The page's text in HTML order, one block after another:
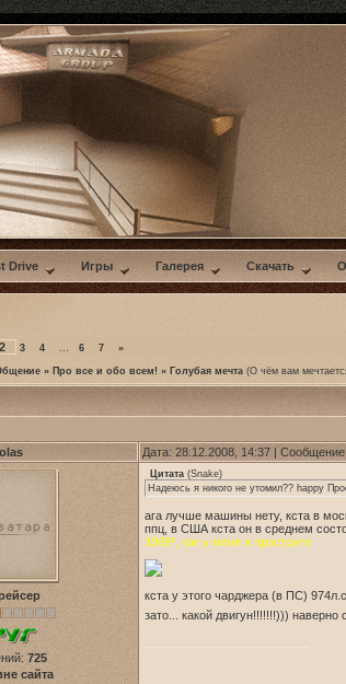
Drive Игры Галерея Скачать
2 3 4 … 6 7 »
» Про все и обо всем! » Голубая мечта (О чём вам
Дата: 28.12.2008, 14:37 | Сообщение:
725
сайта
Цитата (Snake)
Надеюсь я никого не утомил?? happy
ага лучше машины нету, кста в
ппц, в США кста он в среднем
1969*, как у меня в прострите
кста у этого чарджера (в ПС)
зато... какой двигун!!!!!!!)))